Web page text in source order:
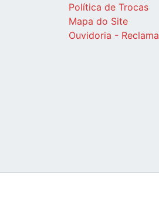
Política de Trocas
Mapa do Site
Ouvidoria -